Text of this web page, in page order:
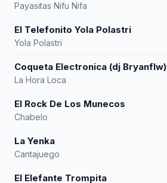
Payasitas Nifu Nifa
El Telefonito Yola Polastri
Yola Polastri
Coqueta Electronica (dj Bryanflw)
La Hora Loca
El Rock De Los Munecos
Chabelo
La Yenka
Cantajuego
El Elefante Trompita